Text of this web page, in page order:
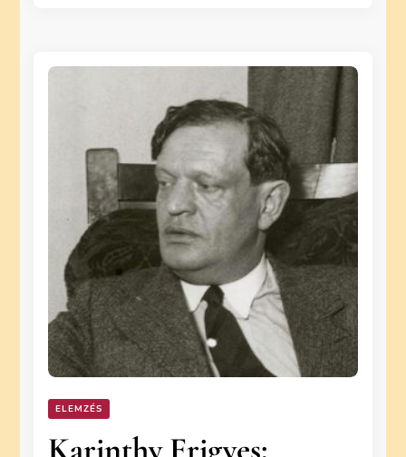
ELEMZÉS
Karinthy Frigyes: